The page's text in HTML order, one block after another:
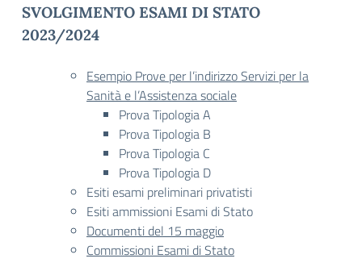
SVOLGIMENTO ESAMI DI STATO
2023/2024
Esempio Prove per l’indirizzo Servizi per la
Sanità e l’Assistenza sociale
Prova Tipologia A
Prova Tipologia B
Prova Tipologia C
Prova Tipologia D
Esiti esami preliminari privatisti
Esiti ammissioni Esami di Stato
Documenti del 15 maggio
Commissioni Esami di Stato